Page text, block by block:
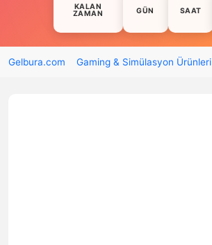
KALAN
ZAMAN GÜN SAAT
Gelbura.com Gaming & Simülasyon Ürünleri